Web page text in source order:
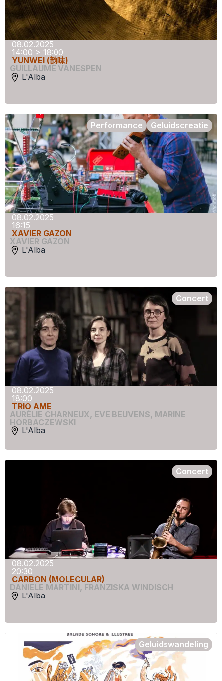
08.02.2025
14:00 > 18:00
YUNWEI (韵味)
GUILLAUME VANESPEN
L'Alba
08.02.2025
16:15
XAVIER GAZON
XAVIER GAZON
L'Alba
Geluidscreatie
Performance
08.02.2025
18:00
TRIO AME
AURÉLIE CHARNEUX, EVE BEUVENS, MARINE
HORBACZEWSKI
L'Alba
Concert
08.02.2025
20:30
CARBON (MOLECULAR)
DANIELE MARTINI, FRANZISKA WINDISCH
L'Alba
Concert
Geluidswandeling